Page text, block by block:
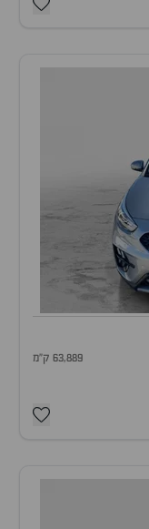
63,889 ק"מ